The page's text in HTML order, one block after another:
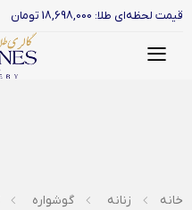
قیمت لحظه‌ای طلا: 18,698,000 تومان
خانه زنانه گوشواره